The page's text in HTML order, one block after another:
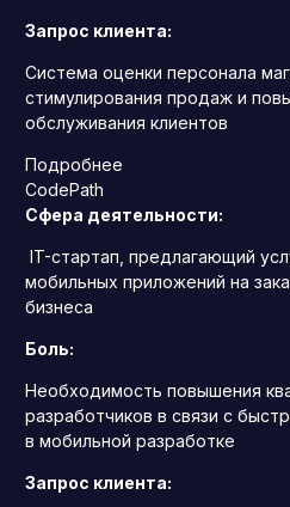
Запрос клиента:
Система оценки персонала
стимулирования продаж и
обслуживания клиентов
Подробнее
CodePath
Сфера деятельности:
IT-стартап, предлагающий
мобильных приложений на
бизнеса
Боль:
Необходимость повышения
разработчиков в связи с
в мобильной разработке
Запрос клиента: